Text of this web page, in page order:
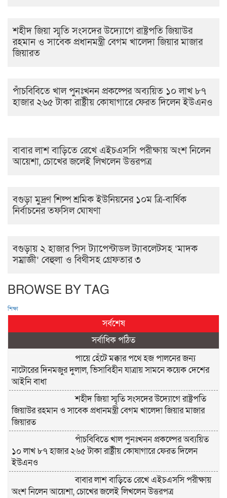
শহীদ জিয়া স্মৃতি সংসদের উদ্যোগে রাষ্ট্রপতি জিয়াউর
রহমান ও সাবেক প্রধানমন্ত্রী বেগম খালেদা জিয়ার মাজার
জিয়ারত
পাঁচবিবিতে খাল পুনঃখনন প্রকল্পের অব্যয়িত ১০ লাখ ৮৭
হাজার ২৬৫ টাকা রাষ্ট্রীয় কোষাগারে ফেরত দিলেন ইউএনও
বাবার লাশ বাড়িতে রেখে এইচএসসি পরীক্ষায় অংশ নিলেন
আয়েশা, চোখের জলেই লিখলেন উত্তরপত্র
বগুড়া মুদ্রণ শিল্প শ্রমিক ইউনিয়নের ১০ম ত্রি-বার্ষিক
নির্বাচনের তফসিল ঘোষণা
বগুড়ায় ২ হাজার পিস ট্যাপেন্টাডল ট্যাবলেটসহ ‘মাদক
সম্রাজ্ঞী’ বেহুলা ও বিথীসহ গ্রেফতার ৩
BROWSE BY TAG
শিক্ষা
সর্বশেষ
সর্বাধিক পঠিত
পায়ে হেঁটে মক্কার পথে হজ পালনের জন্য
নাটোরের দিনমজুর দুলাল, ভিসাবিহীন যাত্রায় সামনে কয়েক দেশের
আইনি বাধা
শহীদ জিয়া স্মৃতি সংসদের উদ্যোগে রাষ্ট্রপতি
জিয়াউর রহমান ও সাবেক প্রধানমন্ত্রী বেগম খালেদা জিয়ার মাজার
জিয়ারত
পাঁচবিবিতে খাল পুনঃখনন প্রকল্পের অব্যয়িত
১০ লাখ ৮৭ হাজার ২৬৫ টাকা রাষ্ট্রীয় কোষাগারে ফেরত দিলেন
ইউএনও
বাবার লাশ বাড়িতে রেখে এইচএসসি পরীক্ষায়
অংশ নিলেন আয়েশা, চোখের জলেই লিখলেন উত্তরপত্র